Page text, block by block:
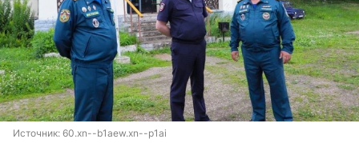
Источник: 60.xn--b1aew.xn--p1ai